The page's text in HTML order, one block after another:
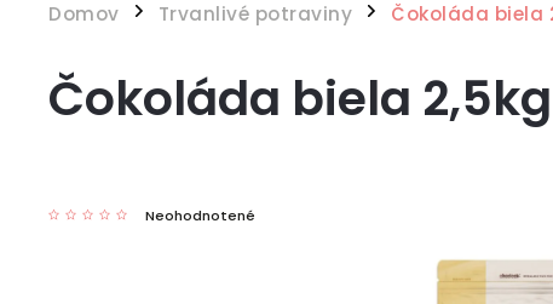
Domov / Trvanlivé potraviny / Čokoláda biela
Čokoláda biela
Neohodnotené